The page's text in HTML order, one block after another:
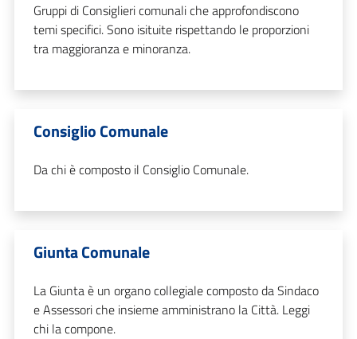
Gruppi di Consiglieri comunali che approfondiscono
temi specifici. Sono isituite rispettando le proporzioni
tra maggioranza e minoranza.
Consiglio Comunale
Da chi è composto il Consiglio Comunale.
Giunta Comunale
La Giunta è un organo collegiale composto da Sindaco
e Assessori che insieme amministrano la Città. Leggi
chi la compone.